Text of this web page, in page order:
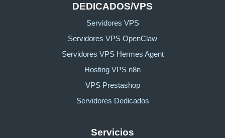
DEDICADOS/VPS
Servidores VPS
Servidores VPS OpenClaw
Servidores VPS Hermes Agent
Hosting VPS n8n
VPS Prestashop
Servidores Dedicados
Servicios